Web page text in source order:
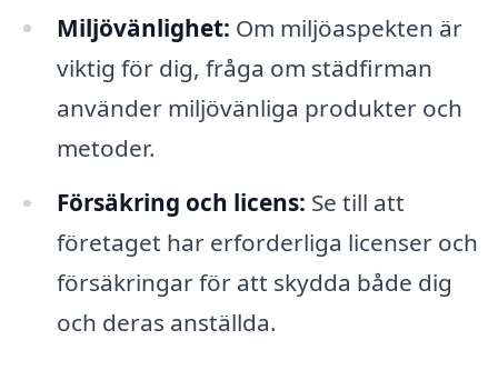
Miljövänlighet: Om miljöaspekten är
viktig för dig, fråga om städfirman
använder miljövänliga produkter och
metoder.
Försäkring och licens: Se till att
företaget har erforderliga licenser och
försäkringar för att skydda både dig
och deras anställda.